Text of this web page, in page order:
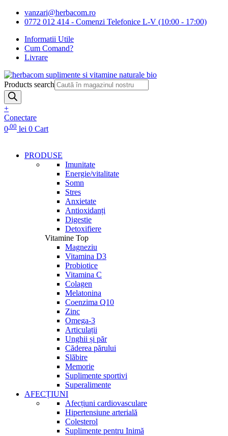
vanzari@herbacom.ro
0772 012 414 - Comenzi Telefonice L-V (10:00 - 17:00)
Informatii Utile
Cum Comand?
Livrare
Products search
+
Conectare
0.00 lei 0 Cart
PRODUSE
Imunitate
Energie/vitalitate
Somn
Stres
Anxietate
Antioxidanți
Digestie
Detoxifiere
Vitamine Top
Magneziu
Vitamina D3
Probiotice
Vitamina C
Colagen
Melatonina
Coenzima Q10
Zinc
Omega-3
Articulații
Unghii și păr
Căderea părului
Slăbire
Memorie
Suplimente sportivi
Superalimente
AFECȚIUNI
Afecțiuni cardiovasculare
Hipertensiune arterială
Colesterol
Suplimente pentru Inimă